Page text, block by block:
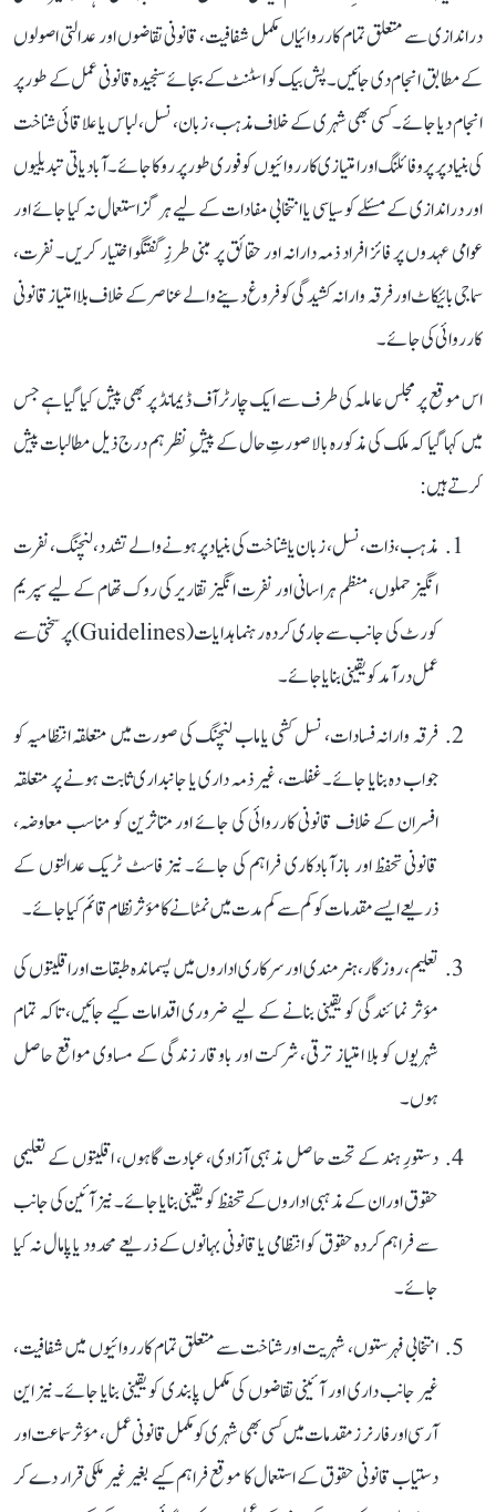
دراندازی سے متعلق تمام کارروائیاں مکمل شفافیت، قانونی تقاضوں اور عدالتی اصولوں
کے مطابق انجام دی جائیں۔پش بیک کو اسٹنٹ کے بجائے سنجیدہ قانونی عمل کے طور پر
انجام دیا جائے۔کسی بھی شہری کے خلاف مذہب، زبان، نسل، لباس یا علاقائی شناخت
کی بنیاد پر پروفائلنگ اور امتیازی کارروائیوں کو فوری طور پر روکا جائے۔آبادیاتی تبدیلیوں
اور دراندازی کے مسئلے کو سیاسی یا انتخابی مفادات کے لیے ہر گز استعمال نہ کیا جائے اور
عوامی عہدوں پر فائز افراد ذمہ دارانہ اور حقائق پر مبنی طرزِ گفتگو اختیار کریں۔نفرت،
سماجی بائیکاٹ اور فرقہ وارانہ کشیدگی کو فروغ دینے والے عناصر کے خلاف بلا امتیاز قانونی
کارروائی کی جائے۔
اس موقع پر مجلس عاملہ کی طرف سے ایک چارٹر آف ڈیمانڈ پر بھی پیش کیا گیا ہے جس
میں کہا گیا کہ ملک کی مذکورہ بالا صورتِ حال کے پیشِ نظر ہم درج ذیل مطالبات پیش
کرتے ہیں:
مذہب، ذات، نسل، زبان یا شناخت کی بنیاد پر ہونے والے تشدد، لنچنگ، نفرت
انگیز حملوں، منظم ہراسانی اور نفرت انگیز تقاریر کی روک تھام کے لیے سپریم
کورٹ کی جانب سے جاری کردہ رہنما ہدایات (Guidelines) پر سختی سے
عمل درآمد کو یقینی بنایا جائے۔
فرقہ وارانہ فسادات، نسل کشی یا ماب لنچنگ کی صورت میں متعلقہ انتظامیہ کو
جواب دہ بنایا جائے۔ غفلت، غیر ذمہ داری یا جانبداری ثابت ہونے پر متعلقہ
افسران کے خلاف قانونی کارروائی کی جائے اور متاثرین کو مناسب معاوضہ،
قانونی تحفظ اور بازآبادکاری فراہم کی جائے۔ نیز فاسٹ ٹریک عدالتوں کے
ذریعے ایسے مقدمات کو کم سے کم مدت میں نمٹانے کا مؤثر نظام قائم کیا جائے۔
تعلیم، روزگار، ہنرمندی اور سرکاری اداروں میں پسماندہ طبقات اور اقلیتوں کی
مؤثر نمائندگی کو یقینی بنانے کے لیے ضروری اقدامات کیے جائیں، تاکہ تمام
شہریوں کو بلا امتیاز ترقی، شرکت اور باوقار زندگی کے مساوی مواقع حاصل
ہوں۔
دستورِ ہند کے تحت حاصل مذہبی آزادی، عبادت گاہوں، اقلیتوں کے تعلیمی
حقوق اور ان کے مذہبی اداروں کے تحفظ کو یقینی بنایا جائے۔ نیز آئین کی جانب
سے فراہم کردہ حقوق کو انتظامی یا قانونی بہانوں کے ذریعے محدود یا پامال نہ کیا
جائے۔
انتخابی فہرستوں، شہریت اور شناخت سے متعلق تمام کارروائیوں میں شفافیت،
غیر جانب داری اور آئینی تقاضوں کی مکمل پابندی کو یقینی بنایا جائے۔ نیز این
آرسی اور فارنر ز مقدمات میں کسی بھی شہری کو مکمل قانونی عمل، مؤثر سماعت اور
دستیاب قانونی حقوق کے استعمال کا موقع فراہم کیے بغیر غیر ملکی قرار دے کر